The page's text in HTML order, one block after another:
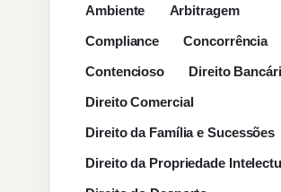
Ambiente
Arbitragem
Compliance
Concorrência
Contencioso
Direito
Direito Comercial
Direito da Família e Sucessões
Direito da Propriedade